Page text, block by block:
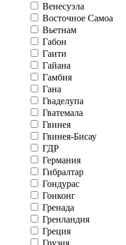
Венесуэла
Восточное Самоа
Вьетнам
Габон
Гаити
Гайана
Гамбия
Гана
Гваделупа
Гватемала
Гвинея
Гвинея-Бисау
ГДР
Германия
Гибралтар
Гондурас
Гонконг
Гренада
Гренландия
Греция
Грузия